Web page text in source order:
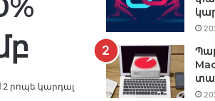
2 րոպե կարդալ